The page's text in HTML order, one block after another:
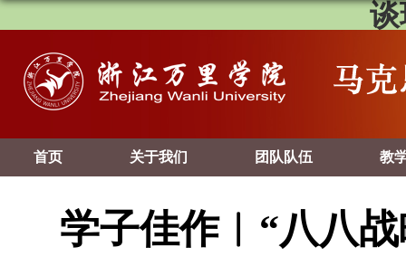
谈
首页 关于我们 团队队伍 教
学子佳作︱“八八